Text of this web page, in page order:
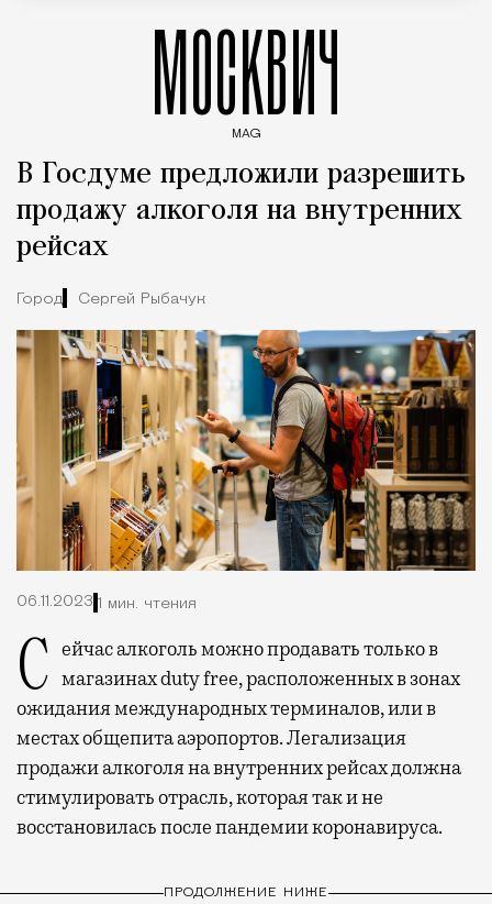
МОСКВИЧ
MAG
В Госдуме предложили разрешить
продажу алкоголя на внутренних
рейсах
Город Сергей Рыбачук
06.11.2023 1 мин. чтения
Сейчас алкоголь можно продавать только в магазинах duty free, расположенных в зонах
ожидания международных терминалов, или в
местах общепита аэропортов. Легализация
продажи алкоголя на внутренних рейсах должна
стимулировать отрасль, которая так и не
восстановилась после пандемии коронавируса.
ПРОДОЛЖЕНИЕ НИЖЕ